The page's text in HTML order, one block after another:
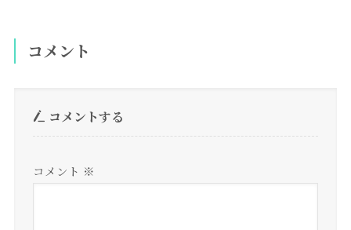
コメント
コメントする
コメント ※